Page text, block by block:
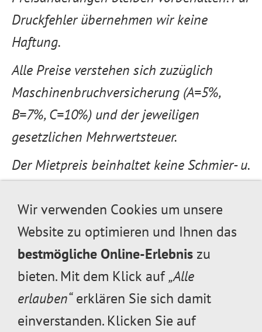
Druckfehler übernehmen wir keine
Haftung.
Alle Preise verstehen sich zuzüglich
Maschinenbruchversicherung (A=5%,
B=7%, C=10%) und der jeweiligen
gesetzlichen Mehrwertsteuer.
Der Mietpreis beinhaltet keine Schmier- u.
Transportkosten.
Sonder- oder Pauschalpreise bei längerer
Mietdauer oder größeren Bestellmengen.
* Bei der 4 Stunden - Miete (1/2 Tag) wird
Wir verwenden Cookies um unsere
Website zu optimieren und Ihnen das
bestmögliche Online-Erlebnis zu
bieten. Mit dem Klick auf„Alle
erlauben“erklären Sie sich damit
einverstanden. Klicken Sie auf